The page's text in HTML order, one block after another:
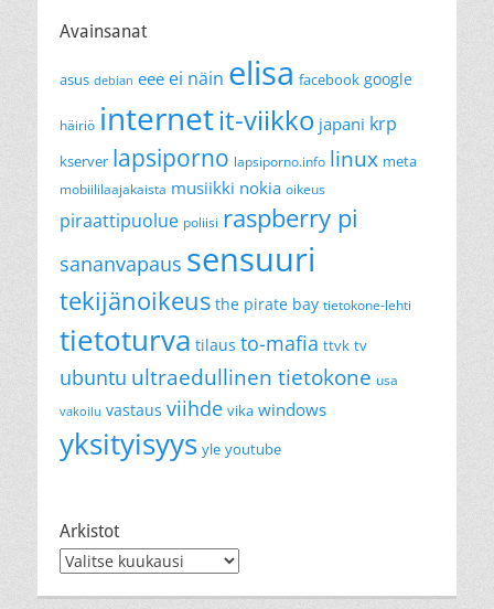
Avainsanat
asus debian eee ei näin elisa facebook google
häiriö internetit-viikko japani krp
kserver lapsiporno lapsiporno.info linux meta
mobiililaajakaista musiikki nokia oikeus
piraattipuolue poliisi raspberry pi
sananvapaus sensuuri
tekijänoikeus the pirate bay tietokone-lehti
tietoturva tilaus to-mafia ttvk tv
ubuntu ultraedullinen tietokone usa
vakoilu vastaus viihde vika windows
yksityisyys yle youtube
Arkistot
Arkistot